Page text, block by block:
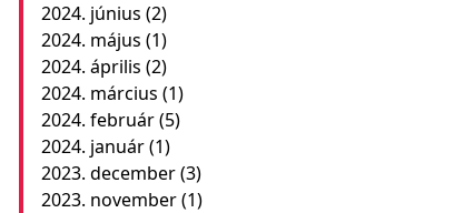
2024. június (2)
2024. május (1)
2024. április (2)
2024. március (1)
2024. február(5)
2024. január(1)
2023. december(3)
2023. november(1)